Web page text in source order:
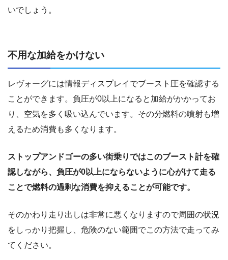
いでしょう。
不用な加給をかけない
レヴォーグには情報ディスプレイでブースト圧を確認する
ことができます。負圧が0以上になると加給がかかってお
り、空気を多く吸い込んでいます。その分燃料の噴射も増
えるため消費も多くなります。
ストップアンドゴーの多い街乗りではこのブースト計を確
認しながら、負圧が0以上にならないように心がけて走る
ことで燃料の過剰な消費を抑えることが可能です。
そのかわり走り出しは非常に悪くなりますので周囲の状況
をしっかり把握し、危険のない範囲でこの方法で走ってみ
てください。